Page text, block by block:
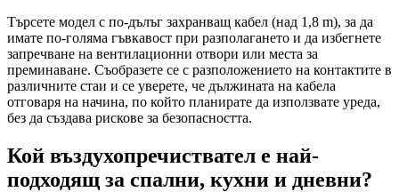
Търсете модел с по-дълъг захранващ кабел (над 1,8 m), за да
имате по-голяма гъвкавост при разполагането и да избегнете
запречване на вентилационни отвори или места за
преминаване. Съобразете се с разположението на контактите в
различните стаи и се уверете, че дължината на кабела
отговаря на начина, по който планирате да използвате уреда,
без да създава рискове за безопасността.
Кой въздухопречиствател е най-
подходящ за спални, кухни и дневни?